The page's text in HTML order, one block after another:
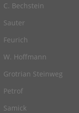
C. Bechstein
Sauter
Feurich
W. Hoffmann
Grotrian Steinweg
Petrof
Samick